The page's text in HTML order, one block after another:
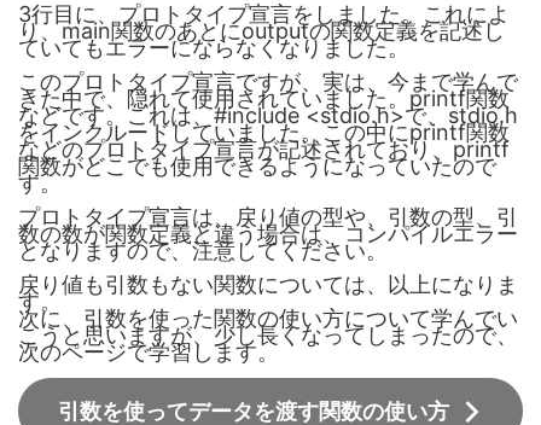
3行目に、プロトタイプ宣言をしました。これによ
り、main関数のあとにoutputの関数定義を記述し
ていてもエラーにならなくなりました。
このプロトタイプ宣言ですが、実は、今まで学んで
きた中で、隠れて使用されていました。printf関数
などです。これは、#include <stdio.h>で、stdio.h
をインクルードしていました。この中にprintf関数
などのプロトタイプ宣言が記述されており、printf
関数がどこでも使用できるようになっていたので
す。
プロトタイプ宣言は、戻り値の型や、引数の型、引
数の数が関数定義と違う場合は、コンパイルエラー
となりますので、注意してください。
戻り値も引数もない関数については、以上になりま
す。
次に、引数を使った関数の使い方について学んでい
こうと思いますが、少し長くなってしまったので、
次のページで学習します。
引数を使ってデータを渡す関数の使い方